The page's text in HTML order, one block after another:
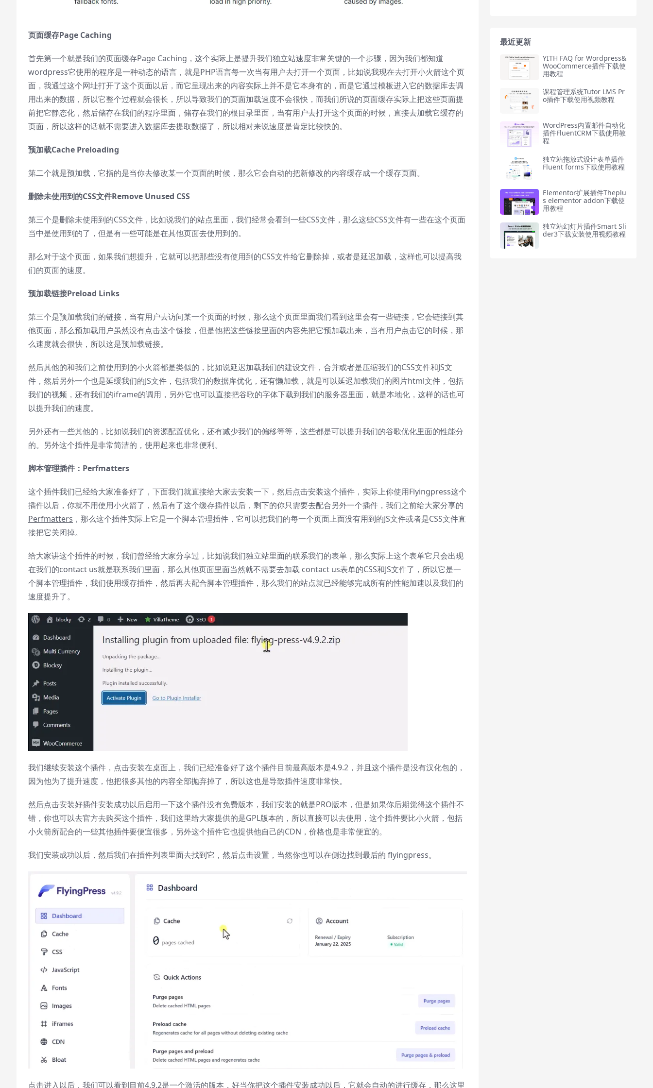
Chapters
Descriptions
descriptions off, selected
Subtitles
subtitles settings, opens subtitles
subtitles off, selected
Audio Track
This is a modal window.
Beginning of dialog window. Escape will
cancel and close the window.
Color
Transparency
Background
Window
Color
Transparency
Text Edge Style
Font Family
Resetrestore all settings to the default
Done
Close Modal Dialog
End of dialog window.
页面缓存Page Caching
首先第一个就是我们的页面缓存Page Caching，这个实际上是提升我们独立站速度非常关键的一个步骤，因为我们都知道
wordpress它使用的程序是一种动态的语言，就是PHP语言每一次当有用户去打开一个页面，比如说我现在去打开小火箭这个页
面，我通过这个网址打开了这个页面以后，而它呈现出来的内容实际上并不是它本身有的，而是它通过模板进入它的数据库去调
用出来的数据，所以它整个过程就会很长，所以导致我们的页面加载速度不会很快，而我们所说的页面缓存实际上把这些页面提
前把它静态化，然后储存在我们的程序里面，储存在我们的根目录里面，当有用户去打开这个页面的时候，直接去加载它缓存的
页面，所以这样的话就不需要进入数据库去提取数据了，所以相对来说速度是肯定比较快的。
预加载Cache Preloading
第二个就是预加载，它指的是当你去修改某一个页面的时候，那么它会自动的把新修改的内容缓存成一个缓存页面。
删除未使用到的CSS文件Remove Unused CSS
第三个是删除未使用到的CSS文件，比如说我们的站点里面，我们经常会看到一些CSS文件，那么这些CSS文件有一些在这个页面
当中是使用到的了，但是有一些可能是在其他页面去使用到的。
那么对于这个页面，如果我们想提升，它就可以把那些没有使用到的CSS文件给它删除掉，或者是延迟加载，这样也可以提高我
们的页面的速度。
预加载链接Preload Links
第三个是预加载我们的链接，当有用户去访问某一个页面的时候，那么这个页面里面我们看到这里会有一些链接，它会链接到其
他页面，那么预加载用户虽然没有点击这个链接，但是他把这些链接里面的内容先把它预加载出来，当有用户点击它的时候，那
么速度就会很快，所以这是预加载链接。
然后其他的和我们之前使用到的小火箭都是类似的，比如说延迟加载我们的建设文件，合并或者是压缩我们的CSS文件和JS文
件，然后另外一个也是延缓我们的JS文件，包括我们的数据库优化，还有懒加载，就是可以延迟加载我们的图片html文件，包括
我们的视频，还有我们的iframe的调用，另外它也可以直接把谷歌的字体下载到我们的服务器里面，就是本地化，这样的话也可
以提升我们的速度。
另外还有一些其他的，比如说我们的资源配置优化，还有减少我们的偏移等等，这些都是可以提升我们的谷歌优化里面的性能分
的。另外这个插件是非常简洁的，使用起来也非常便利。
脚本管理插件： Perfmatters
这个插件我们已经给大家准备好了，下面我们就直接给大家去安装一下，然后点击安装这个插件，实际上你使用Flyingpress这个
插件以后，你就不用使用小火箭了，然后有了这个缓存插件以后，剩下的你只需要去配合另外一个插件，我们之前给大家分享的
Perfmatters ，那么这个插件实际上它是一个脚本管理插件，它可以把我们的每一个页面上面没有用到的JS文件或者是CSS文件直
接把它关闭掉。
给大家讲这个插件的时候，我们曾经给大家分享过，比如说我们独立站里面的联系我们的表单，那么实际上这个表单它只会出现
在我们的contact us就是联系我们里面，那么其他页面里面当然就不需要去加载 contact us表单的CSS和JS文件了，所以它是一
个脚本管理插件，我们使用缓存插件，然后再去配合脚本管理插件，那么我们的站点就已经能够完成所有的性能加速以及我们的
速度提升了。
我们继续安装这个插件，点击安装在桌面上，我们已经准备好了这个插件目前最高版本是4.9.2，并且这个插件是没有汉化包的，
因为他为了提升速度，他把很多其他的内容全部抛弃掉了，所以这也是导致插件速度非常快。
然后点击安装好插件安装成功以后启用一下这个插件没有免费版本，我们安装的就是PRO版本，但是如果你后期觉得这个插件不
错，你也可以去官方去购买这个插件，我们这里给大家提供的是GPL版本的，所以直接可以去使用，这个插件要比小火箭，包括
小火箭所配合的一些其他插件要便宜很多，另外这个插件它也提供他自己的CDN，价格也是非常便宜的。
我们安装成功以后，然后我们在插件列表里面去找到它，然后点击设置，当然你也可以在侧边找到最后的 flyingpress。
点击进入以后，我们可以看到目前4.9.2是一个激活的版本，好当你把这个插件安装成功以后，它就会自动的进行缓存，那么这里
最近更新
YITH FAQ for Wordpress&
WooCommerce插件下载使
用教程
课程管理系统Tutor LMS Pr
o插件下载使用视频教程
WordPress内置邮件自动化
插件FluentCRM下载使用教
程
独立站拖放式设计表单插件
Fluent forms下载使用教程
Elementor扩展插件Theplu
s elementor addon下载使
用教程
独立站幻灯片插件Smart Sli
der3下载安装使用视频教程